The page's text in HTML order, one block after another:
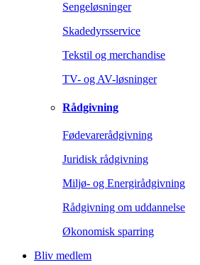
Sengeløsninger
Skadedyrsservice
Tekstil og merchandise
TV- og AV-løsninger
Rådgivning
Fødevarerådgivning
Juridisk rådgivning
Miljø- og Energirådgivning
Rådgivning om uddannelse
Økonomisk sparring
Bliv medlem